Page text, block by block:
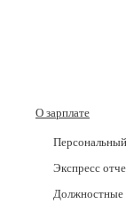
О зарплате
Экспресс
Должностные